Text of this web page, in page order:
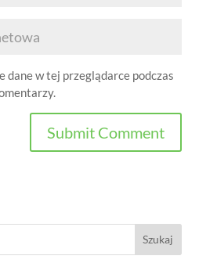
dane w tej przeglądarce podczas